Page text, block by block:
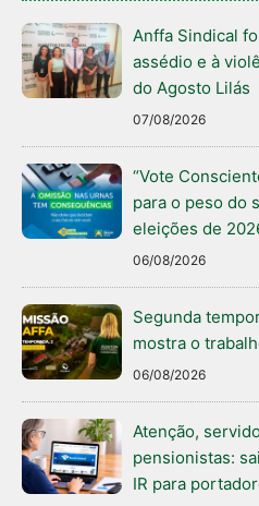
Anffa Sindical
assédio e à
do Agosto Lilás
07/08/2026
“Vote
para o peso do
eleições de
06/08/2026
Segunda
mostra o
06/08/2026
Atenção,
pensionistas:
IR para